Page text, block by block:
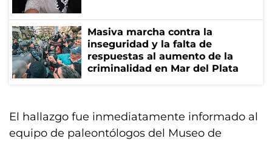
Masiva marcha contra la
inseguridad y la falta de
respuestas al aumento de la
criminalidad en Mar del Plata
El hallazgo fue inmediatamente informado al
equipo de paleontólogos del Museo de